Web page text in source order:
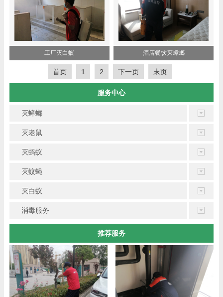
工厂灭白蚁 酒店餐饮灭蟑螂
首页 1 2 下一页 末页
服务中心
灭蟑螂
灭老鼠
灭蚂蚁
灭蚊蝇
灭白蚁
消毒服务
推荐服务